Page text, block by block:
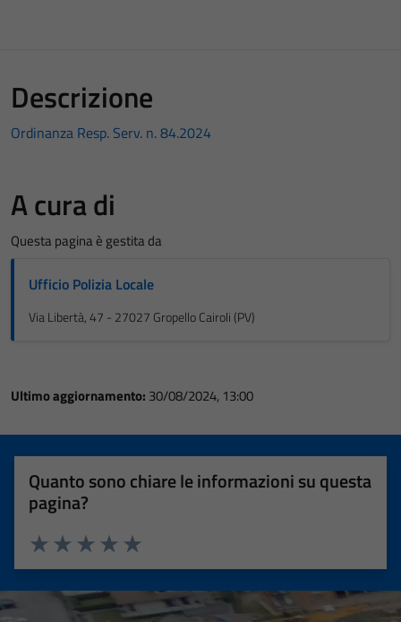
Descrizione
Ordinanza Resp. Serv. n. 84.2024
A cura di
Questa pagina è gestita da
Ufficio Polizia Locale
Via Libertà, 47 - 27027 Gropello Cairoli (PV)
Ultimo aggiornamento: 30/08/2024, 13:00
Quanto sono chiare le informazioni su questa
pagina?
Valuta 5 stelle su 5
Valuta 4 stelle su 5
Valuta 3 stelle su 5
Valuta 2 stelle su 5
Valuta 1 stelle su 5